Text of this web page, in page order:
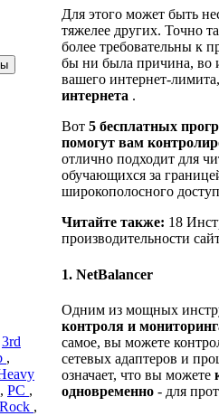
3rd
,
, PC ,
Rock ,
Для этого может быть
тяжелее других. Точно
более требовательны к
бы ни была причина, во
вашего интернет-
интернета .
Вот 5 бесплатных
помогут вам
отлично подходит для
обучающихся за
широкополосного
Читайте также: 18
производительности
1. NetBalancer
Одним из мощных
контроля и
самое, вы можете
сетевых адаптеров и
означает, что вы можете
одновременно - для